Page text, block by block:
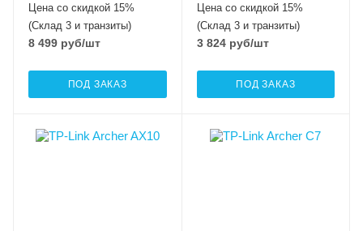
Цена со скидкой 15%
(Склад 3 и транзиты)
8 499 руб/шт
ПОД ЗАКАЗ
Цена со скидкой 15%
(Склад 3 и транзиты)
3 824руб/шт
ПОД ЗАКАЗ